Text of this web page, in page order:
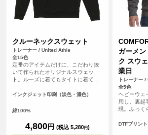
クルーネックスウェット
トレーナー / United Athle
全15色
定番のアイテムだけに、こだわり抜
いて作られたオリジナルスウェッ
ト。ルーズに着てもタイトに着て
どんなスタイルにも合わせやすいア
地でオールシーズン着用可能。カラ
好みの一着を見つけてください。ま
た、友達同士やグループで揃えて楽
インクジェット印刷（淡色・濃色）
綿100%
4,800円 (税込 5,280円)
ガーメン
ク スウ
業日
トレーナー
全5色
ヘビーウェ
用し、裏起
現。ふっく
増すガーメ
DTFプリント